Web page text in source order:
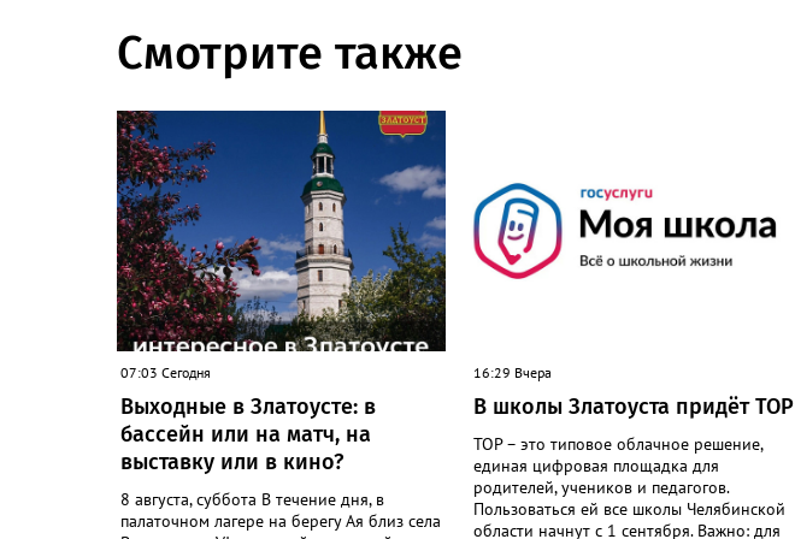
Смотрите также
07:03 Сегодня
Выходные в Златоусте: в
бассейн или на матч, на
выставку или в кино?
8 августа, суббота В течение дня, в
палаточном лагере на берегу Ая близ села
16:29 Вчера
В школы Златоуста придёт ТОР
ТОР – это типовое облачное решение,
единая цифровая площадка для
родителей, учеников и педагогов.
Пользоваться ей все школы Челябинской
области начнут с 1 сентября. Важно: для